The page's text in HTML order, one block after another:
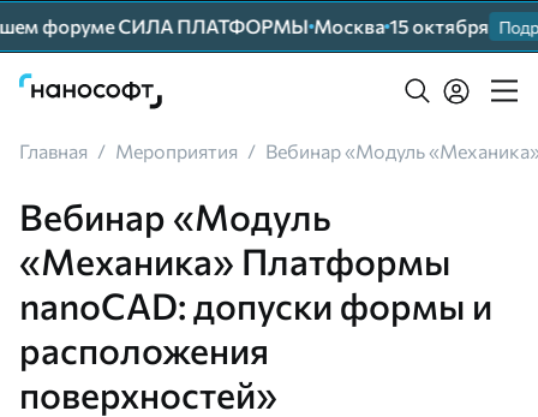
форуме СИЛА ПЛАТФОРМЫ Москва 15 октября
Главная / Мероприятия / Вебинар «Модуль
Вебинар «Модуль
«Механика» Платформы
nanoCAD: допуски формы и
расположения
поверхностей»